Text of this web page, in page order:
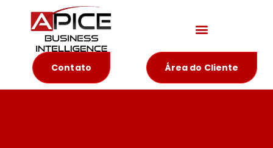
Contato Área do Cliente